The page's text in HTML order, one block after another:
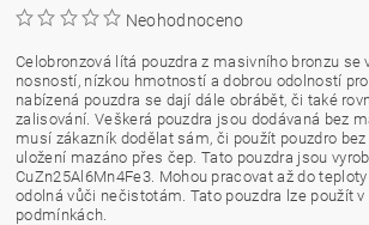
Neohodnoceno
Celobronzová lítá pouzdra z masivního bronzu se
nosností, nízkou hmotností a dobrou odolností
nabízená pouzdra se dají dále obrábět, či také
zalisování. Veškerá pouzdra jsou dodávaná bez
musí zákazník dodělat sám, či použít pouzdro bez
uložení mazáno přes čep. Tato pouzdra jsou
CuZn25Al6Mn4Fe3. Mohou pracovat až do
odolná vůči nečistotám. Tato pouzdra lze použít
podmínkách.